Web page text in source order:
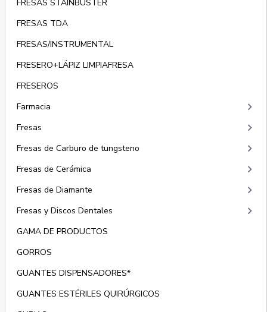
FRESAS STAINBUSTER
FRESAS TDA
FRESAS/INSTRUMENTAL
FRESERO+LÁPIZ LIMPIAFRESA
FRESEROS
Farmacia
keyboard_arrow_right
Fresas keyboard_arrow_right
Fresas de Carburo de tungsteno keyboard_arrow_right
Fresas de Cerámica keyboard_arrow_right
Fresas de Diamante keyboard_arrow_right
Fresas y Discos Dentales keyboard_arrow_right
GAMA DE PRODUCTOS
GORROS
GUANTES DISPENSADORES*
GUANTES ESTÉRILES QUIRÚRGICOS